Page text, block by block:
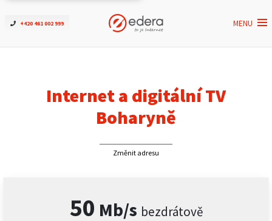
+420 461 002 999 MENU
Ověřit dostupnost
ČEZNET TV
Kontakt
Internet a digitální TV
Boharyně
Změnit adresu
50 Mb/s bezdrátově